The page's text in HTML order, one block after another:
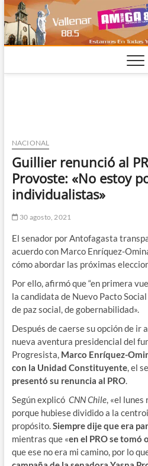
Saltar
al
contenido
NACIONAL
Guillier renunció al
Provoste: «No estoy
individualistas»
30 agosto, 2021
El senador por Antofagasta
acuerdo con Marco Enríquez-
cómo abordar las próximas
Por ello, afirmó que “en primera
la candidata de Nuevo Pacto
de paz social, de gobernabilidad».
Después de caerse su opción de ir
nueva aventura presidencial del
Progresista, Marco Enríquez-
con la Unidad Constituyente, el
presentó su renuncia al PRO.
Según explicó CNN Chile, «el
porque hubiese dividido a la
propósito.Siempre dije que era
mientras que «en el PRO se tomó
que ese no era mi camino, por lo